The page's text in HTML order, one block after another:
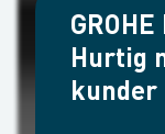
Hurtig
kunder